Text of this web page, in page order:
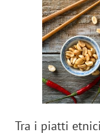
Tra i piatti